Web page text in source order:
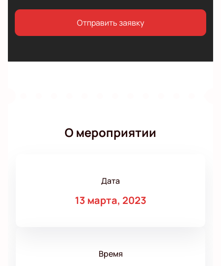
Отправить заявку
О мероприятии
Дата
13 марта, 2023
Время